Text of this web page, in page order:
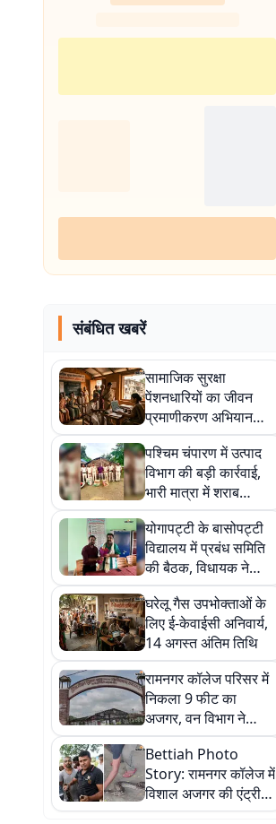
संबंधित खबरें
सामाजिक सुरक्षा
पेंशनधारियों का जीवन
प्रमाणीकरण अभियान
तेज, 5,090 लाभार्थी अब
भी शेष
पश्चिम चंपारण में उत्पाद
विभाग की बड़ी कार्रवाई,
भारी मात्रा में शराब
बरामद, आठ गिरफ्तार
योगापट्टी के बासोपट्टी
विद्यालय में प्रबंध समिति
की बैठक, विधायक ने
विकास कार्यों का दिया
भरोसा
घरेलू गैस उपभोक्ताओं के
लिए ई-केवाईसी अनिवार्य,
14 अगस्त अंतिम तिथि
रामनगर कॉलेज परिसर में
निकला 9 फीट का
अजगर, वन विभाग ने
सुरक्षित किया रेस्क्यू
Bettiah Photo
Story: रामनगर कॉलेज में
विशाल अजगर की एंट्री,
छात्रों में दहशत, देखें